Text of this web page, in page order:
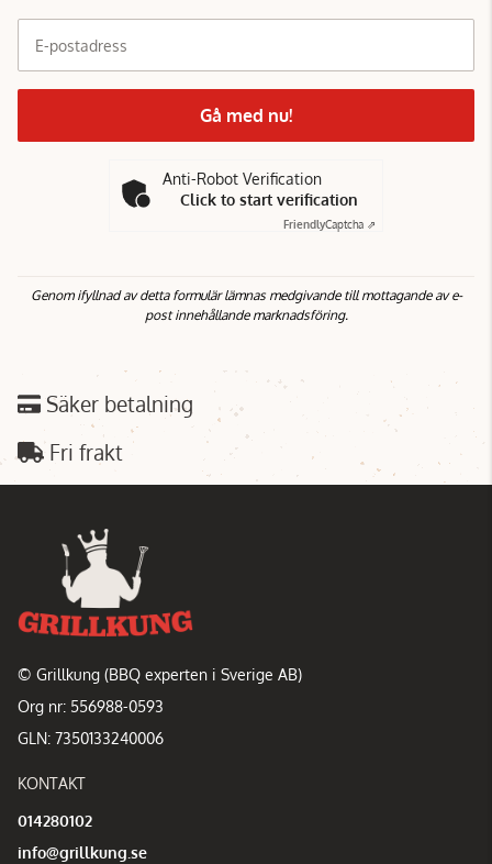
E-postadress
Gå med nu!
Anti-Robot Verification
Click to start verification
FriendlyCaptcha ⇗
Genom ifyllnad av detta formulär lämnas medgivande till mottagande av e-
post innehållande marknadsföring.
Säker betalning
Fri frakt
© Grillkung (BBQ experten i Sverige AB)
Org nr: 556988-0593
GLN: 7350133240006
KONTAKT
014280102
info@grillkung.se